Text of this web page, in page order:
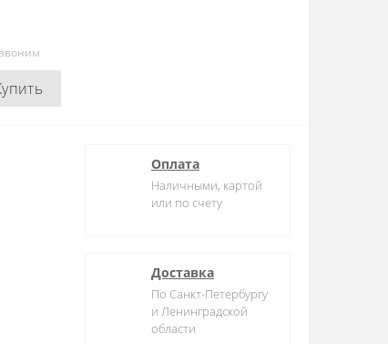
Оплата
Наличными, картой
или по счету
Доставка
По Санкт-Петербургу
и Ленинградской
области